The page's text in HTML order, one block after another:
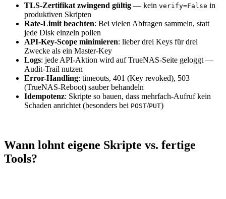
TLS-Zertifikat zwingend gültig — kein verify=False in
produktiven Skripten
Rate-Limit beachten: Bei vielen Abfragen sammeln, statt
jede Disk einzeln pollen
API-Key-Scope minimieren: lieber drei Keys für drei
Zwecke als ein Master-Key
Logs: jede API-Aktion wird auf TrueNAS-Seite geloggt —
Audit-Trail nutzen
Error-Handling: timeouts, 401 (Key revoked), 503
(TrueNAS-Reboot) sauber behandeln
Idempotenz: Skripte so bauen, dass mehrfach-Aufruf kein
Schaden anrichtet (besonders bei POST/PUT)
Wann lohnt eigene Skripte vs. fertige
Tools?